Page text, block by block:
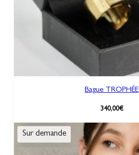
Bague TROPHÉE
340,00€